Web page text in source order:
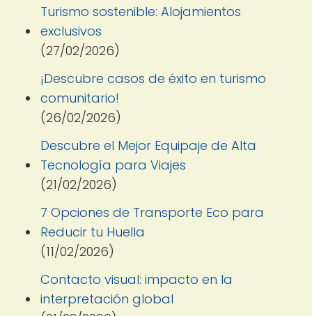
Turismo sostenible: Alojamientos
exclusivos
(27/02/2026)
¡Descubre casos de éxito en turismo
comunitario!
(26/02/2026)
Descubre el Mejor Equipaje de Alta
Tecnología para Viajes
(21/02/2026)
7 Opciones de Transporte Eco para
Reducir tu Huella
(11/02/2026)
Contacto visual: impacto en la
interpretación global